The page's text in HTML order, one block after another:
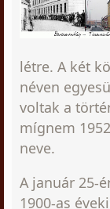
létre. A két
néven
voltak a
mígnem
neve.
A január 25-
1900-as